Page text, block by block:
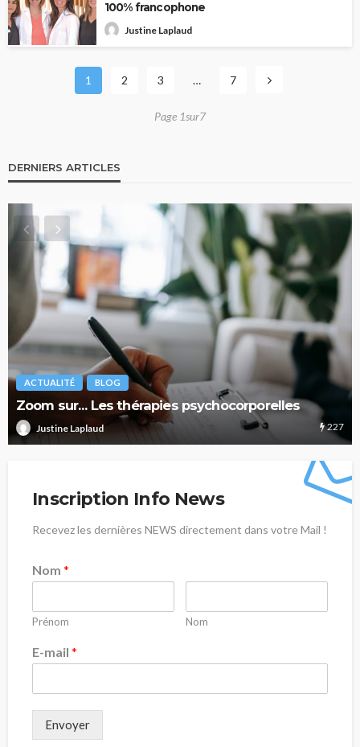
100% francophone
Justine Laplaud
1 2 3 … 7
Page 1sur7
DERNIERS ARTICLES
ACTUALITÉ BLOG
Zoom sur… Les thérapies psychocorporelles
Justine Laplaud 227
Inscription Info News
Recevez les dernières NEWS directement dans votre Mail !
Nom *
Prénom Nom
E-mail *
Envoyer